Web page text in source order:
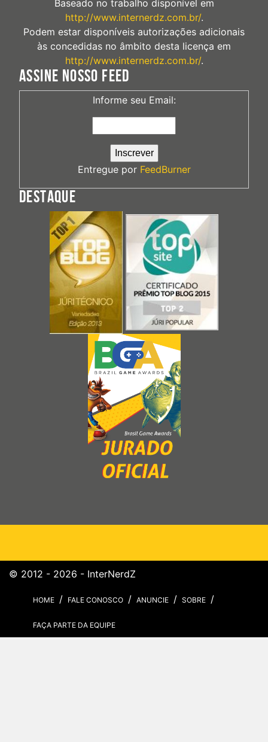
Baseado no trabalho disponível em
http://www.internerdz.com.br/.
Podem estar disponíveis autorizações adicionais
às concedidas no âmbito desta licença em
http://www.internerdz.com.br/.
ASSINE NOSSO FEED
Informe seu Email:
Entregue por FeedBurner
DESTAQUE
© 2012 - 2026 - InterNerdZ
HOME FALE CONOSCO ANUNCIE SOBRE
FAÇA PARTE DA EQUIPE